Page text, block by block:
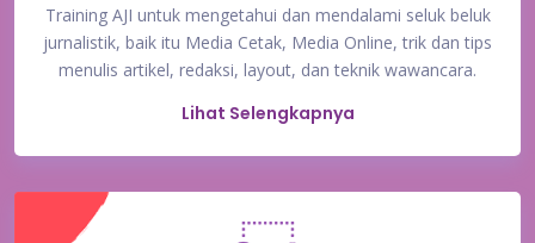
Training AJI untuk mengetahui dan mendalami seluk beluk
jurnalistik, baik itu Media Cetak, Media Online, trik dan tips
menulis artikel, redaksi, layout, dan teknik wawancara.
Lihat Selengkapnya